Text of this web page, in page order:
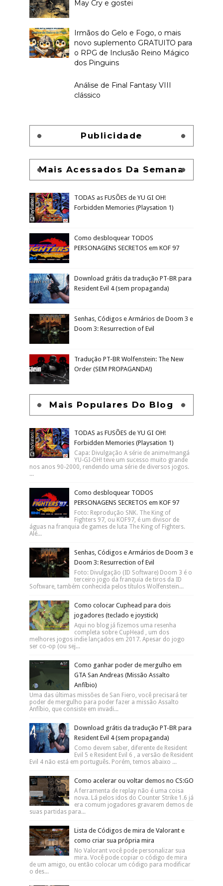
May Cry e gostei
Irmãos do Gelo e Fogo, o mais
novo suplemento GRATUITO para
o RPG de Inclusão Reino Mágico
dos Pinguins
Análise de Final Fantasy VIII
clássico
Publicidade
Mais Acessados Da Semana
TODAS as FUSÕES de YU GI OH!
Forbidden Memories (Playsation 1)
Como desbloquear TODOS
PERSONAGENS SECRETOS em KOF 97
Download grátis da tradução PT-BR para
Resident Evil 4 (sem propaganda)
Senhas, Códigos e Armários de Doom 3 e
Doom 3: Resurrection of Evil
Tradução PT-BR Wolfenstein: The New
Order (SEM PROPAGANDA!)
Mais Populares Do Blog
TODAS as FUSÕES de YU GI OH!
Forbidden Memories (Playsation 1)
Capa: Divulgação A série de anime/mangá
YU-GI-OH! teve um sucesso muito grande
nos anos 90-2000, rendendo uma série de diversos jogos.
...
Como desbloquear TODOS
PERSONAGENS SECRETOS em KOF 97
Foto: Reprodução SNK. The King of
Fighters 97, ou KOF97, é um divisor de
águas na franquia de games de luta The King of Fighters.
Alé...
Senhas, Códigos e Armários de Doom 3 e
Doom 3: Resurrection of Evil
Foto: Divulgação (ID Software) Doom 3 é o
terceiro jogo da franquia de tiros da ID
Software, também conhecida pelos títulos Wolfenstein...
Como colocar Cuphead para dois
jogadores (teclado e joystick)
Aqui no blog já fizemos uma resenha
completa sobre CupHead , um dos
melhores jogos indie lançados em 2017. Apesar do jogo
ser co-op (ou sej...
Como ganhar poder de mergulho em
GTA San Andreas (Missão Assalto
Anfíbio)
Uma das últimas missões de San Fiero, você precisará ter
poder de mergulho para poder fazer a missão Assalto
Anfíbio, que consiste em invadi...
Download grátis da tradução PT-BR para
Resident Evil 4 (sem propaganda)
Como devem saber, diferente de Resident
Evil 5 e Resident Evil 6 , a versão de Resident
Evil 4 não está em português. Porém, temos abaixo ...
Como acelerar ou voltar demos no CS:GO
A ferramenta de replay não é uma coisa
nova. Lá pelos idos do Counter Strike 1.6 já
era comum jogadores gravarem demos de
suas partidas para...
Lista de Códigos de mira de Valorant e
como criar sua própria mira
No Valorant você pode personalizar sua
mira. Você pode copiar o código de mira
de um amigo, ou então colocar um código para modificar
o des...